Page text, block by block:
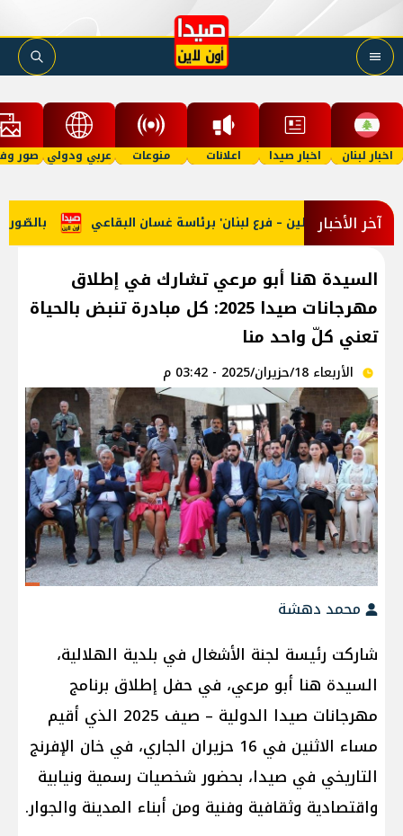
اخبار لبنان اخبار صيدا اعلانات منوعات عربي ودولي صور
آخر الأخبار
عمال فلسطين – فرع لبنان' برئاسة غسان البقاعي
السيدة هنا أبو مرعي تشارك في إطلاق
مهرجانات صيدا 2025: كل مبادرة تنبض بالحياة
تعني كلّ واحد منا
الأربعاء 18/حزيران/2025 - 03:42 م
محمد دهشة
شاركت رئيسة لجنة الأشغال في بلدية الهلالية،
السيدة هنا أبو مرعي، في حفل إطلاق برنامج
مهرجانات صيدا الدولية – صيف 2025 الذي أقيم
مساء الاثنين في 16 حزيران الجاري، في خان الإفرنج
التاريخي في صيدا، بحضور شخصيات رسمية ونيابية
واقتصادية وثقافية وفنية ومن أبناء المدينة والجوار.